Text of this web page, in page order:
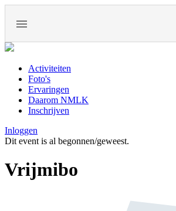
Activiteiten
Foto's
Ervaringen
Daarom NMLK
Inschrijven
Inloggen
Dit event is al begonnen/geweest.
Vrijmibo